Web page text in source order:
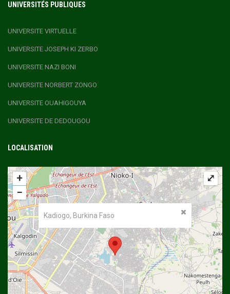
UNIVERSITÉS PUBLIQUES
UNIVERSITE VIRTUELLE
UNIVERSITE JOSEPH KI ZERBO
UNIVERSITE NAZI BONI
UNIVERSITE NORBERT ZONGO
UNIVERSITE OUAHIGOUYA
UNIVERSITE DE DEDOUGOU
LOCALISATION
Kadiogo, Burkina Faso
+
−
⤢